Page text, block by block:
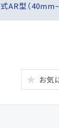
AR型（
お気